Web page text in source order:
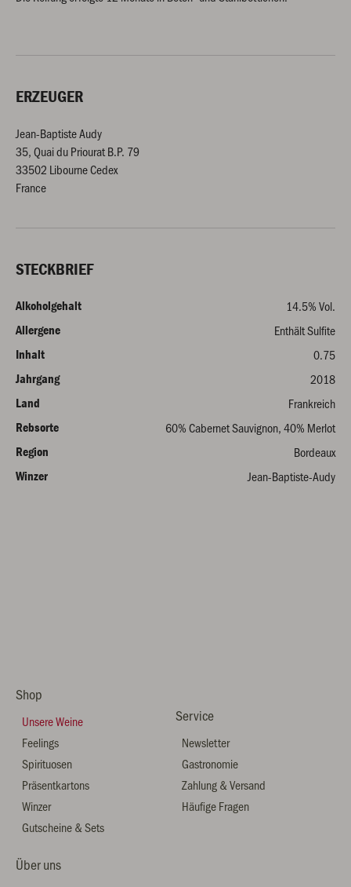
ERZEUGER
Jean-Baptiste Audy
35, Quai du Priourat B.P. 79
33502 Libourne Cedex
France
STECKBRIEF
Alkoholgehalt 14.5% Vol.
Allergene Enthält Sulfite
Inhalt 0.75
Jahrgang 2018
Land Frankreich
Rebsorte 60% Cabernet Sauvignon, 40% Merlot
Region Bordeaux
Winzer Jean-Baptiste-Audy
Shop
Unsere Weine
Feelings
Spirituosen
Präsentkartons
Winzer
Gutscheine & Sets
Service
Newsletter
Gastronomie
Zahlung & Versand
Häufige Fragen
Über uns